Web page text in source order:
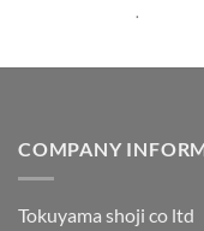
.
COMPANY
Tokuyama shoji co ltd